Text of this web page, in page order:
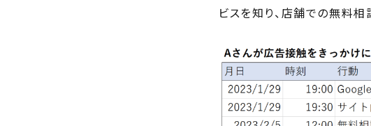
ビスを知り、店舗での無料